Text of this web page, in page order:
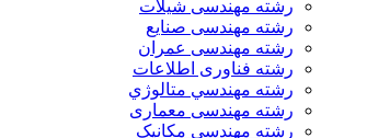
رشته مهندسی شیلات
رشته مهندسی صنایع
رشته مهندسی عمران
رشته فناوری اطلاعات
رشته مهندسي متالوژي
رشته مهندسی معماری
رشته مهندسی مکانیک